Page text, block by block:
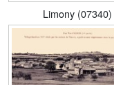
Limony (07340)